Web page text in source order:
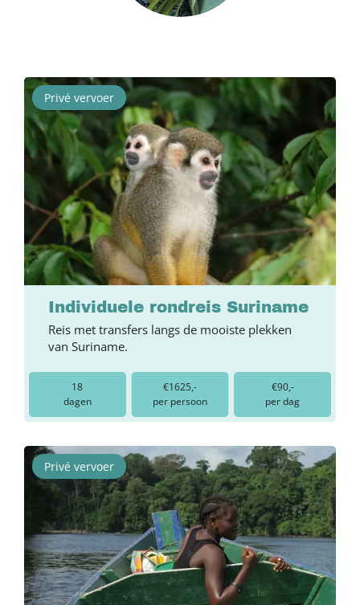
Privé vervoer
Individuele rondreis Suriname
Reis met transfers langs de mooiste plekken
van Suriname.
18
dagen
€1625,-
per persoon
€90,-
per dag
Privé vervoer